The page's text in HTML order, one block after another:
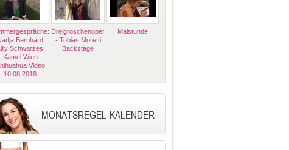
Bernhard
Schwarzes
Kamel Wien
Video
10 08 2018
Dreigroschenoper
- Tobias Moretti
Backstage
Malstunde
MONATSREGEL-KALENDER